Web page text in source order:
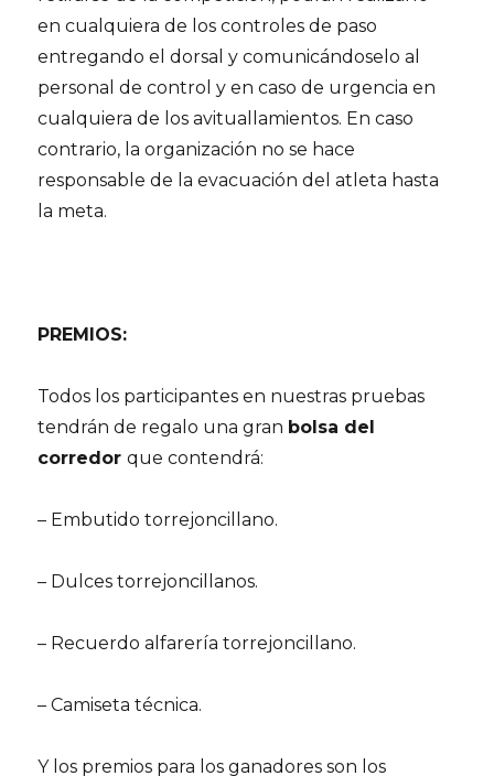
en cualquiera de los controles de paso
entregando el dorsal y comunicándoselo al
personal de control y en caso de urgencia en
cualquiera de los avituallamientos. En caso
contrario, la organización no se hace
responsable de la evacuación del atleta hasta
la meta.
PREMIOS:
Todos los participantes en nuestras pruebas
tendrán de regalo una gran bolsa del
corredorque contendrá:
– Embutido torrejoncillano.
– Dulces torrejoncillanos.
– Recuerdo alfarería torrejoncillano.
– Camiseta técnica.
Y los premios para los ganadores son los